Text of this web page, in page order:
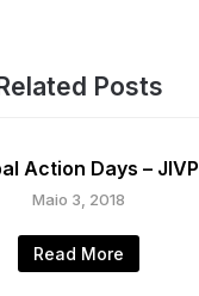
Posts
Action Days – JIVP
Maio 3, 2018
Read More